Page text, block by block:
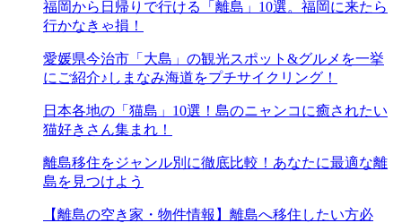
福岡から日帰りで行ける「離島」10選。福岡に来たら
行かなきゃ損！
愛媛県今治市「大島」の観光スポット&グルメを一挙
にご紹介♪しまなみ海道をプチサイクリング！
日本各地の「猫島」10選！島のニャンコに癒されたい
猫好きさん集まれ！
離島移住をジャンル別に徹底比較！あなたに最適な離
島を見つけよう
【離島の空き家・物件情報】離島へ移住したい方必